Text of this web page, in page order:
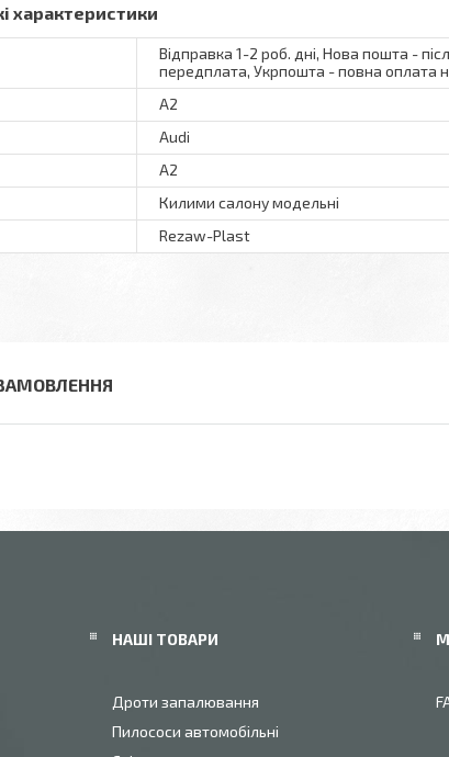
характеристики
Відправка 1-2 роб. дні, Нова пошта -
передплата, Укрпошта - повна оплата
A2
Audi
A2
Килими салону модельні
Rezaw-Plast
НАШІ ТОВАРИ
Дроти запалювання
Пилососи автомобільні